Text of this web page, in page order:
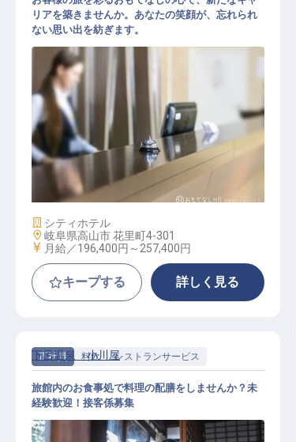
フロントスタッフ
リアを築きませんか。あなたの笑顔が、忘れられ
ない思い出を紡ぎます。
施設業態
シティホテル
勤務地
岐阜県高山市 花里町4-301
給与
月給／196,400円～ 257,400円
キープする 詳しく見る
正社員 料飲 レストランサービス
下呂温泉 小川屋
旅館内のお食事処で料理の配膳をしませんか？未
経験歓迎！接客係募集